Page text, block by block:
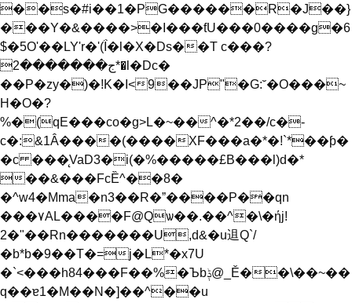
��s�#i��1�PG������R�J��}
���Y�&����>�I���ƭU���0����g�6
$�5O'��LY'r�'(Ḯ�l�X�Ds��T c���?
ج�������2*�l�Dc�
��P�zy�)�!K�I<9��JPʺ�G:˘�O���~
H�O�?
%�(qE���co�g>L�~��^�*2��/c�-
c�:&1Â����(����XF���a�*�!`*��ƥ�
�c ���̨VaD3�i(�%�����£B���l)d�*
��&���FcȄ^��8�
�^w4�Mma�n3��R�ˮ����P��qn
���۷AL����F@Qѡ��.��^�\�ήj!
2�"��Rn�������U,d&�u䢐Q`/
�b*b�9��T�=j�L*�x7U
�`<���h84���F��%�Ъbݙ@_Ě��\��~��
q��ɐ1�M��N�]��^��u